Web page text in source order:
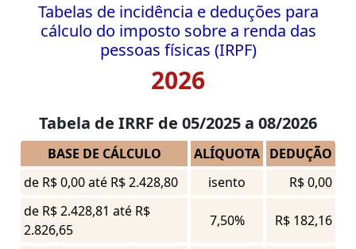
Tabelas de incidência e deduções para
cálculo do imposto sobre a renda das
pessoas físicas (IRPF)
2026
Tabela de IRRF de 05/2025 a 08/2026
BASE DE CÁLCULO ALÍQUOTA DEDUÇÃO
de R$ 0,00 até R$ 2.428,80
isento
R$ 0,00
de R$ 2.428,81 até R$
2.826,65
7,50% R$ 182,16